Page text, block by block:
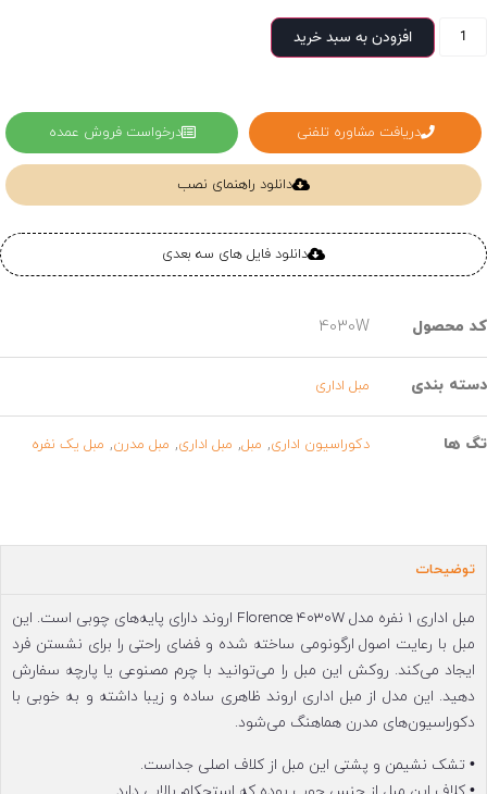
افزودن به سبد خرید
دریافت مشاوره تلفنی درخواست فروش عمده
دانلود راهنمای نصب
دانلود فایل های سه بعدی
محصول 4030W
بندی مبل اداری
ها دکوراسیون اداری, مبل, مبل اداری, مبل مدرن, مبل یک نفره
توضیحات
مبل اداری 1 نفره مدل Florence 4030W اروند دارای پایه‌های چوبی است. این
مبل با رعایت اصول ارگونومی ساخته شده و فضای راحتی را برای نشستن فرد
ایجاد می‌کند. روکش این مبل را می‌توانید با چرم مصنوعی یا پارچه سفارش
دهید. این مدل از مبل اداری اروند ظاهری ساده و زیبا داشته و به خوبی با
دکوراسیون‌های مدرن هماهنگ می‌شود.
• تشک نشیمن و پشتی این مبل از کلاف اصلی جداست.